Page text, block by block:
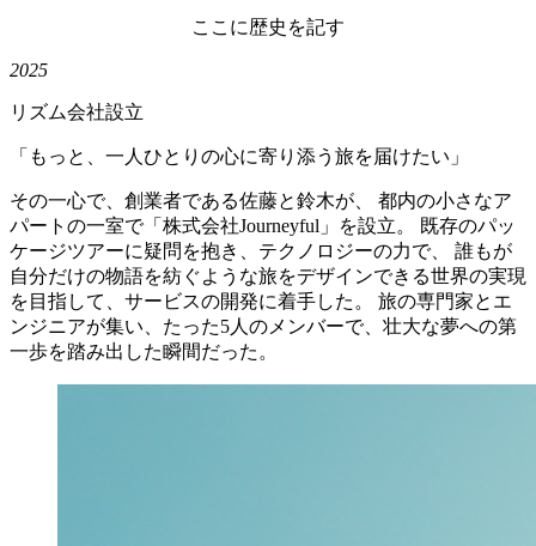
ここに歴史を記す
2025
リズム会社設立
「もっと、一人ひとりの心に寄り添う旅を届けたい」
その一心で、創業者である佐藤と鈴木が、 都内の小さなア
パートの一室で「株式会社Journeyful」を設立。 既存のパッ
ケージツアーに疑問を抱き、テクノロジーの力で、 誰もが
自分だけの物語を紡ぐような旅をデザインできる世界の実現
を目指して、サービスの開発に着手した。 旅の専門家とエ
ンジニアが集い、たった5人のメンバーで、壮大な夢への第
一歩を踏み出した瞬間だった。